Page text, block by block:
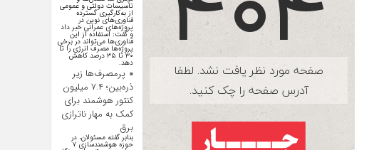
تأسیسات دولتی و عمومی
از به‌کارگیری گسترده
فناوری‌های نوین در
پروژه‌های عمرانی خبر داد
و گفت: استفاده از این
فناوری‌ها می‌تواند در برخی
پروژه‌ها مصرف انرژی را تا
۳۰ تا ۳۵ درصد کاهش
دهد.
پرمصرف‌ها زیر
ذره‌بین؛ ۷.۴ میلیون
کنتور هوشمند برای
کمک به مهار ناترازی
برق
بنابر گفته مسئولان، در
حوزه هوشمندسازی ۷